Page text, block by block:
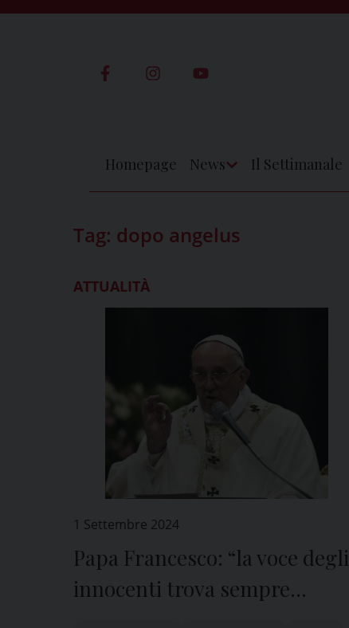
Homepage News Il Settimanale
Tag: dopo angelus
ATTUALITÀ
1 Settembre 2024
Papa Francesco: “la voce degli
innocenti trova sempre